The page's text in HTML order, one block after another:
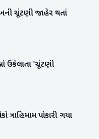
ચૂંટણી જાહેર થતાં
ઉકેલાતા 'ચૂંટણી
ત્રાહિમામ પોકારી ગયા